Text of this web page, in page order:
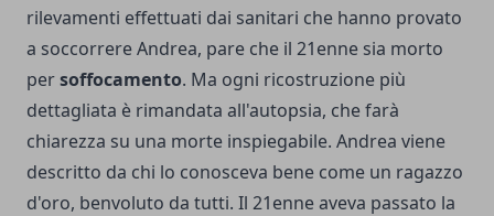
rilevamenti effettuati dai sanitari che hanno provato
a soccorrere Andrea, pare che il 21enne sia morto
persoffocamento. Ma ogni ricostruzione più
dettagliata è rimandata all'autopsia, che farà
chiarezza su una morte inspiegabile. Andrea viene
descritto da chi lo conosceva bene come un ragazzo
d'oro, benvoluto da tutti. Il 21enne aveva passato la